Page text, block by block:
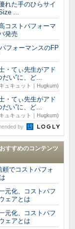
れた手のひらサイ
...
コストパフォーマ
発売
フォーマンスのFP
・てぃ先生がアド
い”に、ど...
ュキュット｜Hugkum)
・てぃ先生がアド
い”に、ど...
ュキュット｜Hugkum)
by
すすめのコンテンツ
でコストパフォ
元化、コストパフ
ェアとは
元化、コストパフ
ェアとは